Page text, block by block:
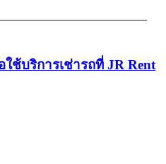
ช้บริการเช่ารถที่ JR Rent